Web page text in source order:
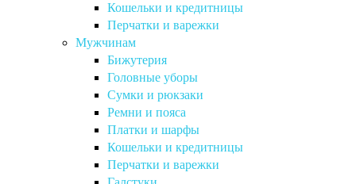
Кошельки и кредитницы
Перчатки и варежки
Мужчинам
Бижутерия
Головные уборы
Сумки и рюкзаки
Ремни и пояса
Платки и шарфы
Кошельки и кредитницы
Перчатки и варежки